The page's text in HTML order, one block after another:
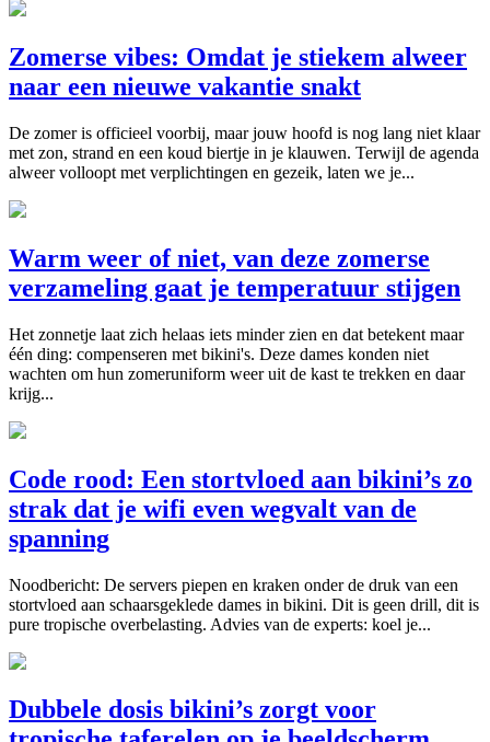
Zomerse vibes: Omdat je stiekem alweer
naar een nieuwe vakantie snakt
De zomer is officieel voorbij, maar jouw hoofd is nog lang niet klaar
met zon, strand en een koud biertje in je klauwen. Terwijl de agenda
alweer volloopt met verplichtingen en gezeik, laten we je...
Warm weer of niet, van deze zomerse
verzameling gaat je temperatuur stijgen
Het zonnetje laat zich helaas iets minder zien en dat betekent maar
één ding: compenseren met bikini's. Deze dames konden niet
wachten om hun zomeruniform weer uit de kast te trekken en daar
krijg...
Code rood: Een stortvloed aan bikini’s zo
strak dat je wifi even wegvalt van de
spanning
Noodbericht: De servers piepen en kraken onder de druk van een
stortvloed aan schaarsgeklede dames in bikini. Dit is geen drill, dit is
pure tropische overbelasting. Advies van de experts: koel je...
Dubbele dosis bikini’s zorgt voor